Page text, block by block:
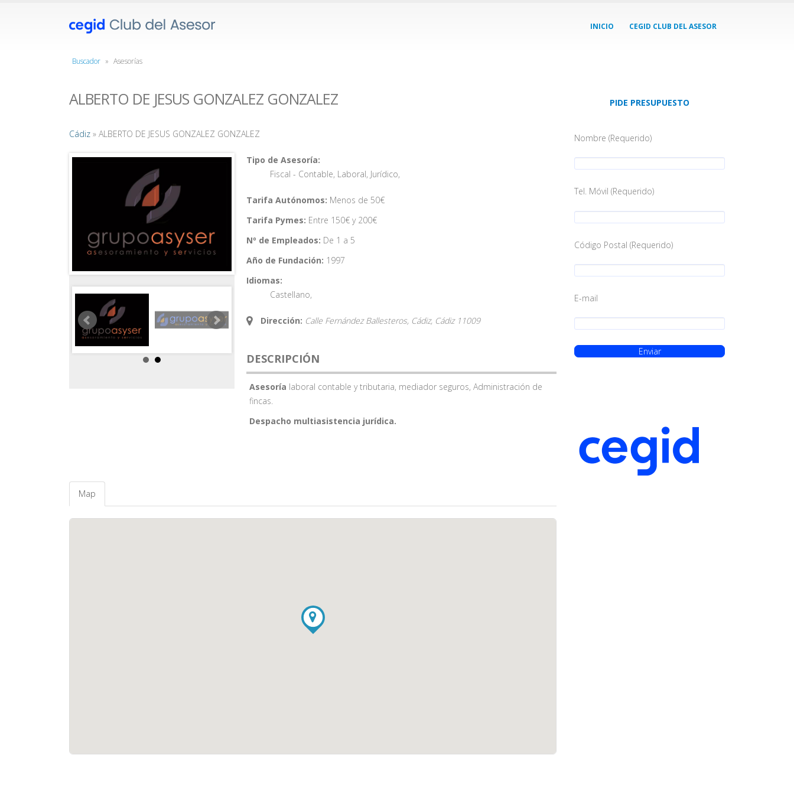
INICIO CEGID CLUB DEL ASESOR
Buscador » Asesorías
ALBERTO DE JESUS GONZALEZ GONZALEZ
Cádiz » ALBERTO DE JESUS GONZALEZ GONZALEZ
Tipo de Asesoría:
Fiscal - Contable, Laboral, Jurídico,
Tarifa Autónomos: Menos de 50€
Tarifa Pymes: Entre 150€ y 200€
Nº de Empleados: De 1 a 5
Año de Fundación: 1997
Idiomas:
Castellano,
Dirección: Calle Fernández Ballesteros, Cádiz, Cádiz 11009
DESCRIPCIÓN
Asesoría laboral contable y tributaria, mediador seguros, Administración de
fincas.
Despacho multiasistencia jurídica.
Map
PIDE PRESUPUESTO
Nombre (Requerido)
Tel. Móvil (Requerido)
Código Postal (Requerido)
E-mail